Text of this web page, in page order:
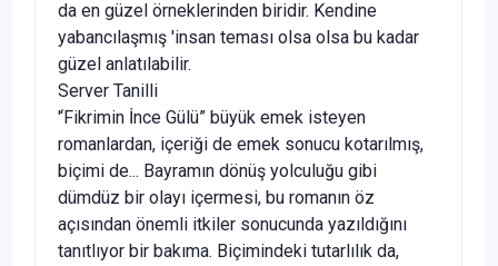
da en güzel örneklerinden biridir. Kendine
yabancılaşmış 'insan teması olsa olsa bu kadar
güzel anlatılabilir.
Server Tanilli
'‘Fikrimin İnce Gülü” büyük emek isteyen
romanlardan, içeriği de emek sonucu kotarılmış,
biçimi de... Bayramın dönüş yolculuğu gibi
dümdüz bir olayı içermesi, bu romanın öz
açısından önemli itkiler sonucunda yazıldığını
tanıtlıyor bir bakıma. Biçimindeki tutarlılık da,